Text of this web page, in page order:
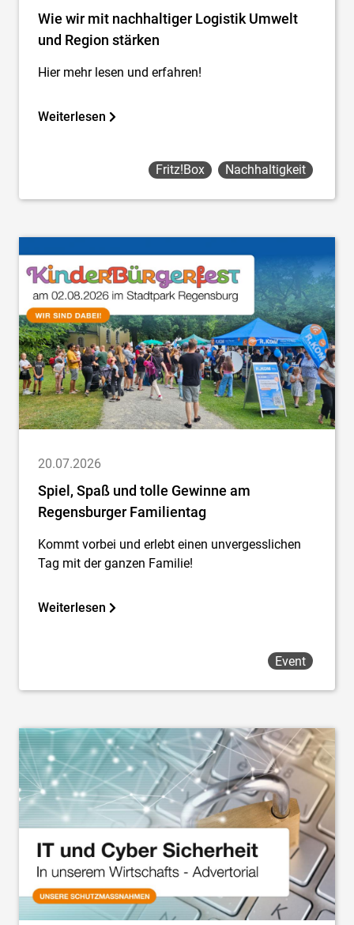
Wie wir mit nachhaltiger Logistik Umwelt
und Region stärken
Hier mehr lesen und erfahren!
Weiterlesen
Fritz!box Nachhaltigkeit
20.07.2026
Spiel, Spaß und tolle Gewinne am
Regensburger Familientag
Kommt vorbei und erlebt einen unvergesslichen
Tag mit der ganzen Familie!
Weiterlesen
Event